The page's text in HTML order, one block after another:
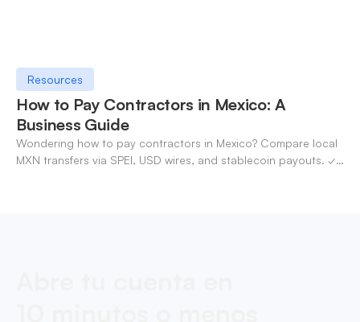
Resources
How to Pay Contractors in Mexico: A
Business Guide
Wondering how to pay contractors in Mexico? Compare local
MXN transfers via SPEI, USD wires, and stablecoin payouts. ✓